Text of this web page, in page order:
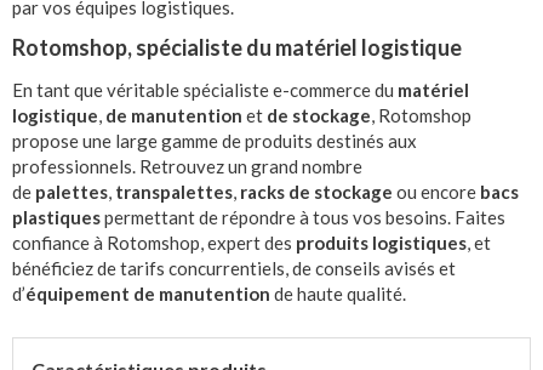
par vos équipes logistiques.
Rotomshop, spécialiste du matériel logistique
En tant que véritable spécialiste e-commerce du matériel
logistique, de manutention et de stockage, Rotomshop
propose une large gamme de produits destinés aux
professionnels. Retrouvez un grand nombre
de palettes, transpalettes, racks de stockage ou encore bacs
plastiquespermettant de répondre à tous vos besoins. Faites
confiance à Rotomshop, expert des produits logistiques, et
bénéficiez de tarifs concurrentiels, de conseils avisés et
d’équipement de manutention de haute qualité.